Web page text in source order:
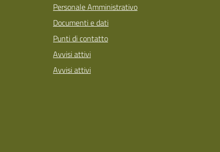
Personale Amministrativo
Documenti e dati
Punti di contatto
Avvisi attivi
Avvisi attivi